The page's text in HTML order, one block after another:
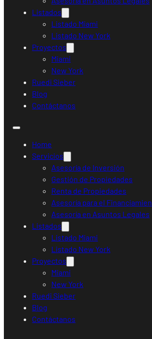
Listados
Listado Miami
Listado New York
Proyectos
Miami
New York
Ruedi Sieber
Blog
Contáctanos
Home
Servicios
Asesoría de Inversión
Gestión de Propiedades
Renta de Propiedades
Asesoría para el
Asesoría en Asuntos Legales
Listados
Listado Miami
Listado New York
Proyectos
Miami
New York
Ruedi Sieber
Blog
Contáctanos